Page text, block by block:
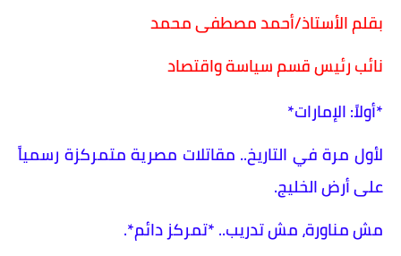
بقلم الأستاذ/أحمد مصطفى محمد
نائب رئيس قسم سياسة واقتصاد
*أولاً: الإمارات*
لأول مرة في التاريخ.. مقاتلات مصرية متمركزة رسمياً
على أرض الخليج.
مش مناورة، مش تدريب.. *تمركز دائم*.